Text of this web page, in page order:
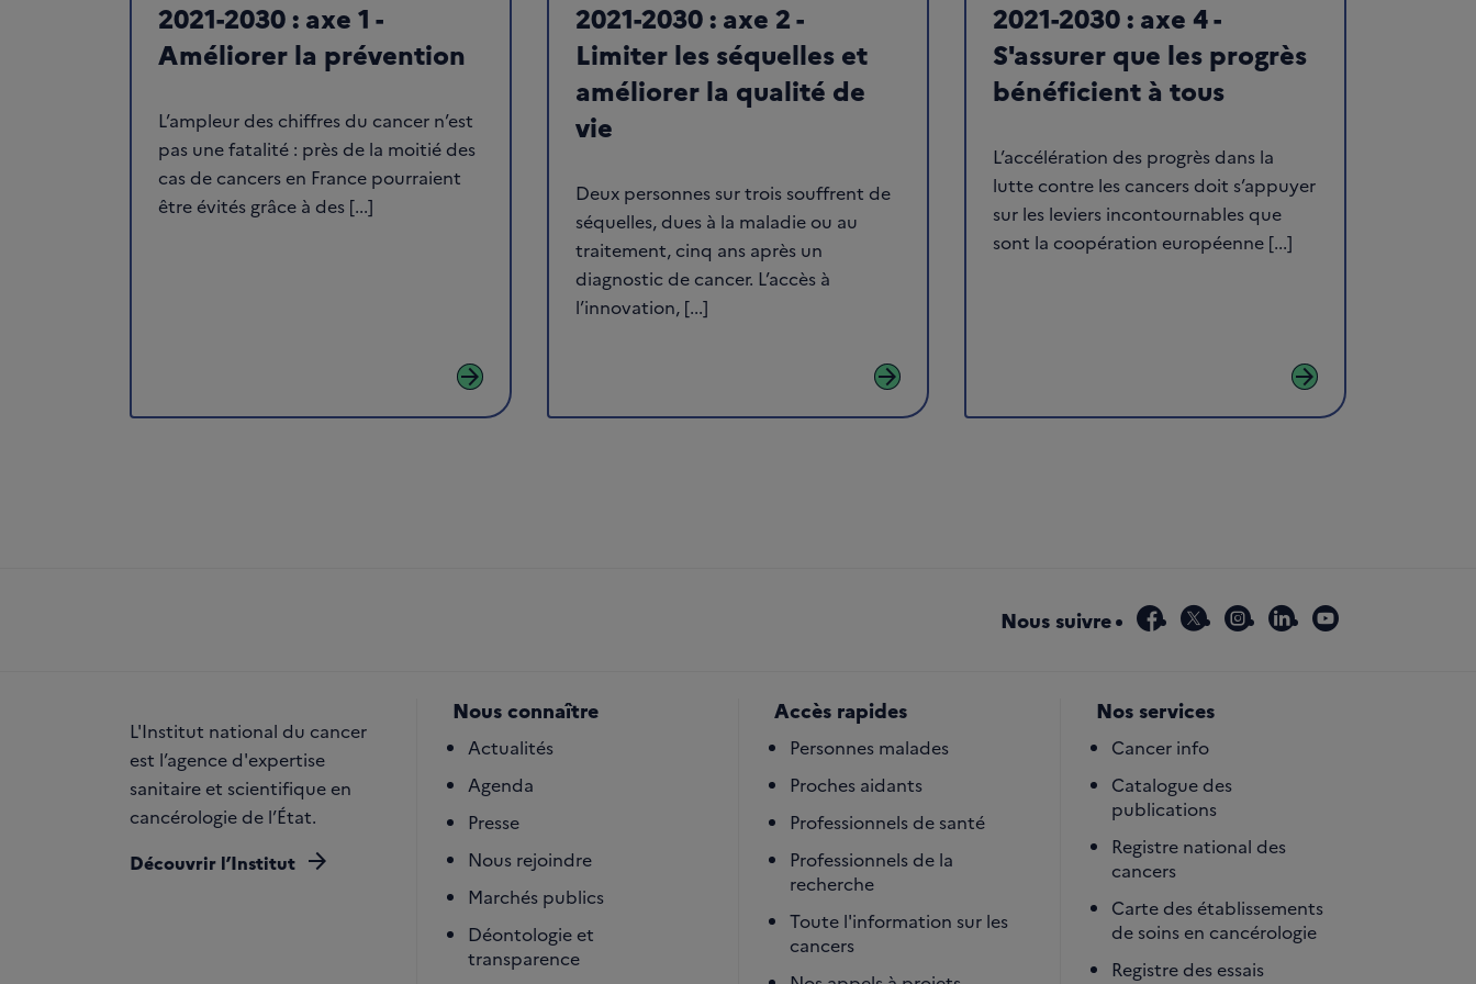
2021-2030 : axe 1 -
Améliorer la prévention
L’ampleur des chiffres du cancer n’est
pas une fatalité : près de la moitié des
cas de cancers en France pourraient
être évités grâce à des [...]
arrow_forward
2021-2030 : axe 2 -
Limiter les séquelles et
améliorer la qualité de
vie
Deux personnes sur trois souffrent de
séquelles, dues à la maladie ou au
traitement, cinq ans après un
diagnostic de cancer. L’accès à
l’innovation, [...]
arrow_forward
2021-2030 : axe 4 -
S'assurer que les progrès
bénéficient à tous
L’accélération des progrès dans la
lutte contre les cancers doit s’appuyer
sur les leviers incontournables que
sont la coopération européenne [...]
arrow_forward
Nous suivre facebook
x instagram
linkedinyoutube
L'Institut national du cancer
est l’agence d'expertise
sanitaire et scientifique en
cancérologie de l’État.
Découvrir l’Institut arrow_forward
Nous connaître
Actualités
Agenda
Presse
Nous rejoindre
Marchés publics
Déontologie et
transparence
Accès rapides
Personnes malades
Proches aidants
Professionnels de santé
Professionnels de la
recherche
Toute l'information sur les
cancers
Nos services
Cancer info
Catalogue des
publications
Registre national des
cancers
Carte des établissements
de soins en cancérologie
Registre des essais